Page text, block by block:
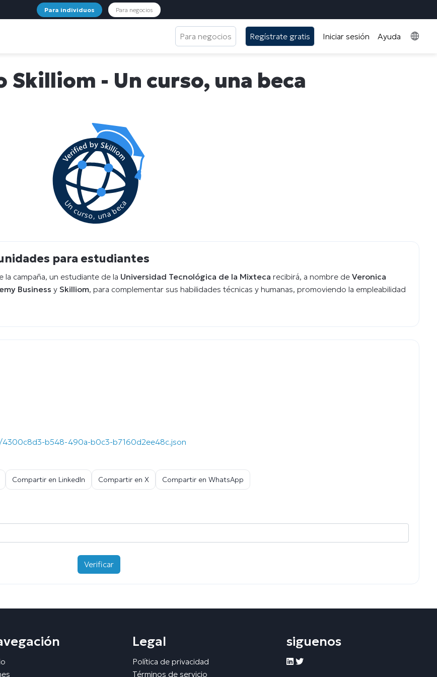
Para individuos Para negocios
Para negocios Regístrate gratis Iniciar sesión Ayuda
Skilliom - Un curso, una beca
para estudiantes
campaña, un estudiante de la Universidad Tecnológica de la Mixteca recibirá, a nombre de Veronica
Business y Skilliom, para complementar sus habilidades técnicas y humanas, promoviendo la empleabilidad
b548-490a-b0c3-b7160d2ee48c.json
Compartir en LinkedIn Compartir en X Compartir en WhatsApp
Verificar
Legal
Política de privacidad
Términos de servicio
siguenos